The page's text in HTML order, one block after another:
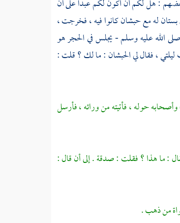
: هل لكم أن أكون لكم عبدا على أن
له مع حبشان كانوا فيه ، فخرجت ،
الله عليه وسلم - يجلس في الحجر هو
ليلتي ، فقال لي الحبشان : ما لك ؟ قلت :
حوله ، فأتيته من ورائه ، فأرسل
: ما هذا ؟ فقلت : صدقة . إلى أن قال :
من ذهب .